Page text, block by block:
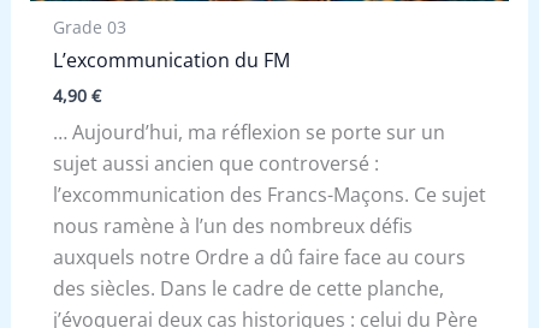
Grade 03
L’excommunication du FM
4,90 €
… Aujourd’hui, ma réflexion se porte sur un
sujet aussi ancien que controversé :
l’excommunication des Francs-Maçons. Ce sujet
nous ramène à l’un des nombreux défis
auxquels notre Ordre a dû faire face au cours
des siècles. Dans le cadre de cette planche,
j’évoquerai deux cas historiques : celui du Père